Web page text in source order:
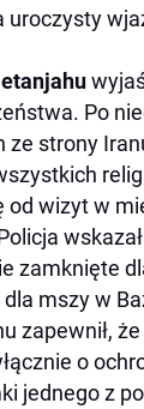
uroczysty
Po
strony
od wizyt w
zamknięte
mszy w
zapewnił,
o
jednego z